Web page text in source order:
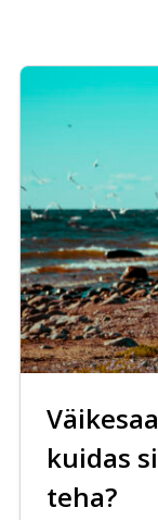
kuidas
teha?